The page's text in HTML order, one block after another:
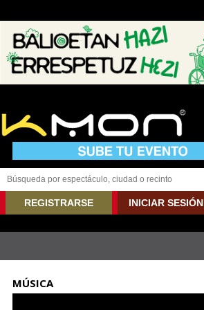
REGISTRARSE INICIAR SESIÓN
MÚSICA